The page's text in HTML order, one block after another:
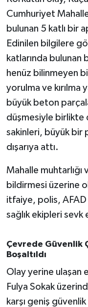
Cumhuriyet
bulunan 5 katlı bir
Edinilen bilgilere
katlarında bulunan
henüz bilinmeyen
yorulma ve kırılma
büyük beton
düşmesiyle birlikte
sakinleri, büyük bir
dışarıya attı.
Mahalle muhtarlığı
bildirmesi üzerine
itfaiye, polis,
sağlık ekipleri sevk
Çevrede Güvenlik
Boşaltıldı
Olay yerine ulaşan
Fulya Sokak
karşı geniş
Resmi İlanlar
SAĞLIK
Savaştepe
SİYASET
Sındırgı
SPOR
SÜRMANŞET
Susurluk
TARİHTE
TEKNOLOJİ
Trend